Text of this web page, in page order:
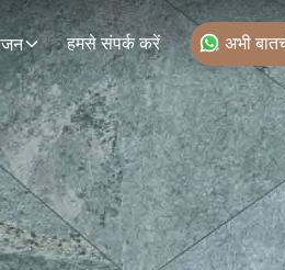
हमसे संपर्क करें अभी